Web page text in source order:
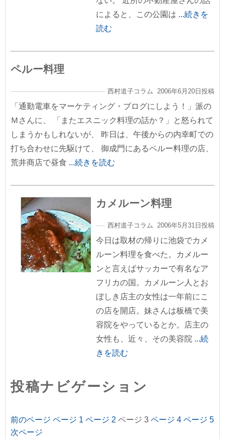
によると、この公園は ...続きを
読む
ペルー料理
西村道子コラム 2006年6月20日投稿
「通勤電車をマーケティング・ブログにしよう！」派の
Ｍさんに、 「またエスニック料理の話か？」と怒られて
しまうかもしれないが、 昨日は、午後からの内幸町での
打ち合わせに先駆けて、 御成門にあるペルー料理の店、
荒井商店で昼食 ...続きを読む
カメルーン料理
西村道子コラム 2006年5月31日投稿
今日は取材の帰りに池袋でカメ
ルーン料理を食べた。カメルー
ンと言えばサッカーで有名なア
フリカの国。カメルーン人とお
ぼしき店主の女性は一年前にこ
の店を開店。妹さんは板橋で美
容院をやっているとか。店主の
女性も、近々、その美容院 ...続
きを読む
投稿ナビゲーション
前のページ ページ 1 ページ 2 ページ 3 ページ 4 ページ 5
次ページ